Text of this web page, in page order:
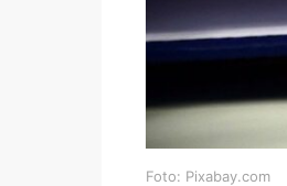
Foto: Pixabay.com